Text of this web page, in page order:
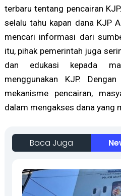
terbaru tentang pencairan
selalu tahu kapan dana KJP
mencari informasi dari
itu, pihak pemerintah juga
dan edukasi kepada
menggunakan KJP.
mekanisme pencairan,
dalam mengakses dana yang
Baca Juga